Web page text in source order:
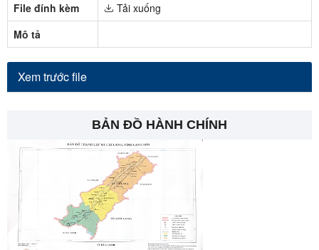
File đính kèm
Tải xuống
Mô tả
Xem trước file
BẢN ĐỒ HÀNH CHÍNH